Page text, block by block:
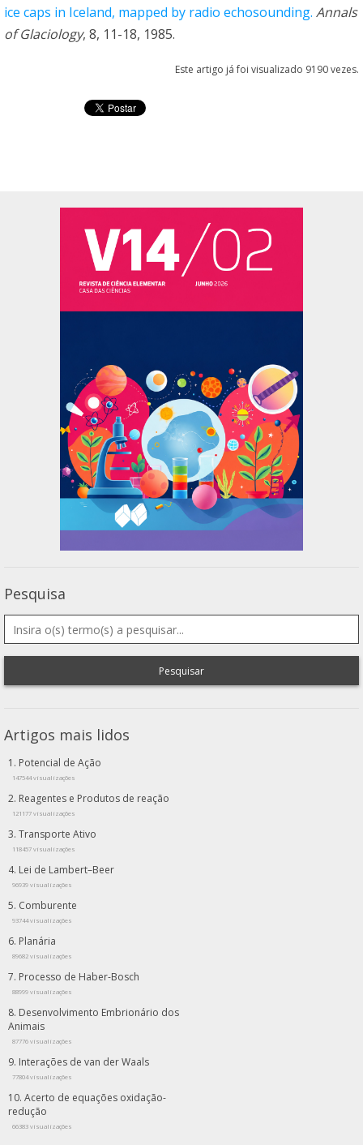
ice caps in Iceland, mapped by radio echosounding. Annals
of Glaciology, 8, 11-18, 1985.
Este artigo já foi visualizado 9190 vezes.
Pesquisa
Pesquisar
Artigos mais lidos
Potencial de Ação
147544 visualizações
Reagentes e Produtos de reação
121177 visualizações
Transporte Ativo
118457 visualizações
Lei de Lambert–Beer
96939 visualizações
Comburente
93744 visualizações
Planária
89682 visualizações
Processo de Haber-Bosch
88999 visualizações
Desenvolvimento Embrionário dos
Animais
87776 visualizações
Interações de van der Waals
77804 visualizações
Acerto de equações oxidação-
redução
66383 visualizações